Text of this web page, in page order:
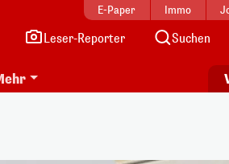
E-Paper Immo
Leser-Reporter Suchen